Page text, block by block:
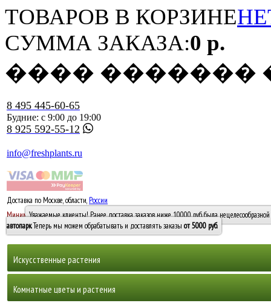
ТОВАРОВ В КОРЗИНЕ
СУММА ЗАКАЗА:0 р.
���� �������
8 495 445-60-65
Будние: с 9:00 до 19:00
8 925 592-55-12
info@freshplants.ru
Доставка по Москве, области, России
Минимальный заказ -10 0005000 руб.
Уважаемые клиенты! Ранее доставка заказов ниже 10000 руб. была
автопарк. Теперь мы можем обрабатывать и доставлять заказы от 5000 руб.
Искусственные растения
Горшечные растения, кусты и мох
Комнатные цветы и растения